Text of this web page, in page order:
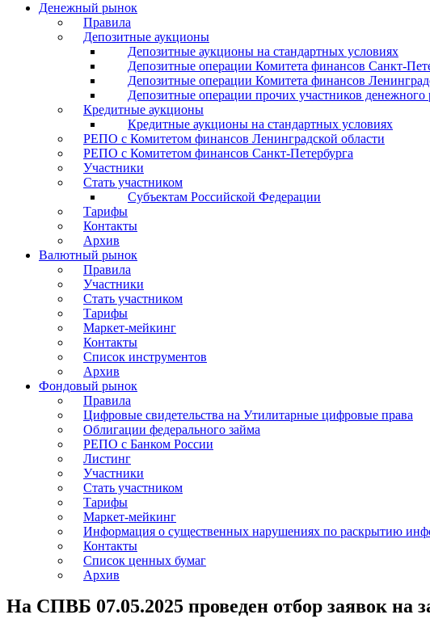
Денежный рынок
Правила
Депозитные аукционы
Депозитные аукционы на стандартных условиях
Депозитные операции Комитета финансов Санкт-
Депозитные операции Комитета финансов
Депозитные операции прочих участников денежного
Кредитные аукционы
Кредитные аукционы на стандартных условиях
РЕПО с Комитетом финансов Ленинградской области
РЕПО с Комитетом финансов Санкт-Петербурга
Участники
Стать участником
Субъектам Российской Федерации
Тарифы
Контакты
Архив
Валютный рынок
Правила
Участники
Стать участником
Тарифы
Маркет-мейкинг
Контакты
Список инструментов
Архив
Фондовый рынок
Правила
Цифровые свидетельства на Утилитарные цифровые права
Облигации федерального займа
РЕПО с Банком России
Листинг
Участники
Стать участником
Тарифы
Маркет-мейкинг
Информация о существенных нарушениях по раскрытию
Контакты
Список ценных бумаг
Архив
На СПВБ 07.05.2025 проведен отбор заявок на